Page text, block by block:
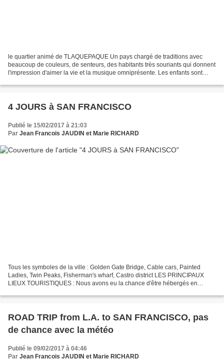
le quartier animé de TLAQUEPAQUE Un pays chargé de traditions avec
beaucoup de couleurs, de senteurs, des habitants très souriants qui donnent
l'impression d'aimer la vie et la musique omniprésente. Les enfants sont
4 JOURS à SAN FRANCISCO
Publié le 15/02/2017 à 21:03
Par Jean Francois JAUDIN et Marie RICHARD
Tous les symboles de la ville : Golden Gate Bridge, Cable cars, Painted
Ladies, Twin Peaks, Fisherman's wharf, Castro district LES PRINCIPAUX
LIEUX TOURISTIQUES : Nous avons eu la chance d'être hébergés en
ROAD TRIP from L.A. to SAN FRANCISCO, pas
de chance avec la météo
Publié le 09/02/2017 à 04:46
Par Jean Francois JAUDIN et Marie RICHARD